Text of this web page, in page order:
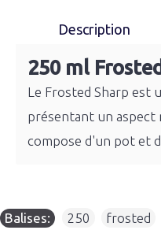
Description
250 ml
Le Frosted Sharp est
présentant un aspect
compose d'un pot et
Balises: 250 frosted